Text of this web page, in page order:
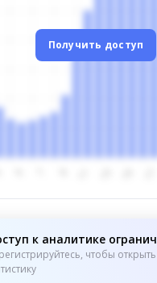
Получить доступ
к аналитике
чтобы